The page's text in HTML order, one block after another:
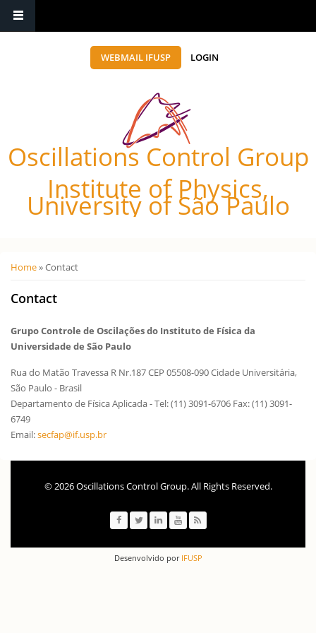
WEBMAIL IFUSP LOGIN
Oscillations Control Group
Institute of Physics,
University of São Paulo
Você está aqui
Home» Contact
Contact
Grupo Controle de Oscilações do Instituto de Física da
Universidade de São Paulo
Rua do Matão Travessa R Nr.187 CEP 05508-090 Cidade Universitária,
São Paulo - Brasil
Departamento de Física Aplicada - Tel: (11) 3091-6706 Fax: (11) 3091-
6749
Email:secfap@if.usp.br
© 2026 Oscillations Control Group. All Rights Reserved.
Desenvolvido porIFUSP